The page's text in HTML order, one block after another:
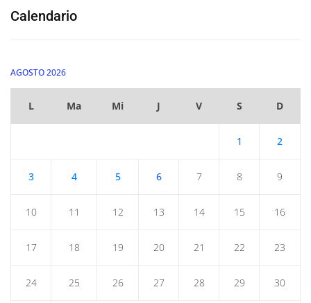
Calendario
AGOSTO 2026
L Ma Mi J V S D
1 2
3 4 5 6 7 8 9
10 11 12 13 14 15 16
17 18 19 20 21 22 23
24 25 26 27 28 29 30